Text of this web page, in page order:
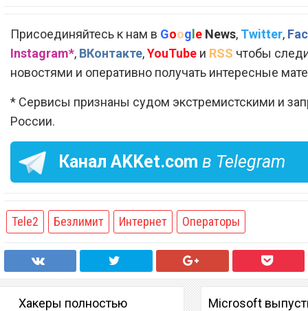
Присоединяйтесь к нам в Google News, Twitter,
Instagram*, ВКонтакте,YouTube и RSS чтобы
новостями и оперативно получать интересные
* Сервисы признаны судом экстремистскими и
России.
Канал AKKet.com в Telegram
Tele2 Безлимит Интернет Операторы
Хакеры полностью
Microsoft